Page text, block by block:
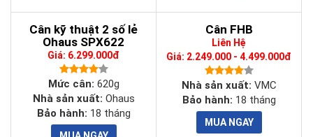
Thông số kỹ thuật cân điện tử JZC TSE
Bảng thông số kỹ thuậtcân điện tử kỹ thuật JZC TSE
cập nhật chi tiết và đầy đủ nhất.
Model JZC TSE
Mức cân 3kg 15kg
Cân kỹ thuật 2 số lẻ
Ohaus SPX622
Giá: 6.299.000đ
Mức cân: 620g
Nhà sản xuất: Ohaus
Bảo hành: 18 tháng
Cân FHB
Liên Hệ
Giá: 2.249.000 - 4.499.000đ
Nhà sản xuất: VMC
Bảo hành: 18 tháng